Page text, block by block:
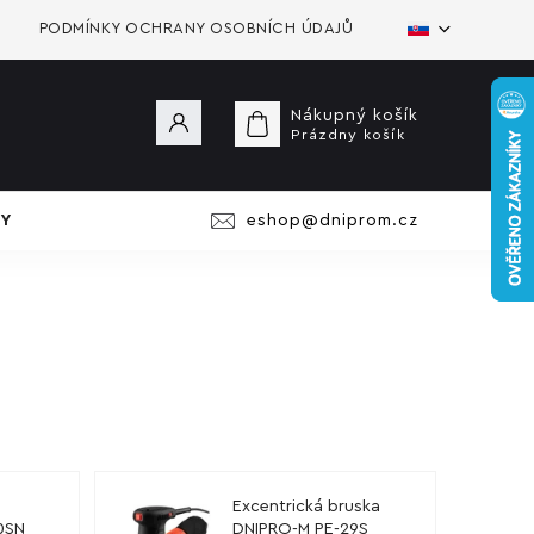
PODMÍNKY OCHRANY OSOBNÍCH ÚDAJŮ
Nákupný košík
Prázdny košík
eshop@dniprom.cz
Excentrická bruska
DNIPRO-M PE-29S